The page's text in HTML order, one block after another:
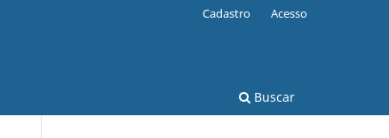
Buscar
Cadastro Acesso